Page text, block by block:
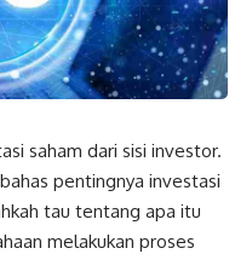
saham dari sisi investor.
pentingnya investasi
tau tentang apa itu
melakukan proses